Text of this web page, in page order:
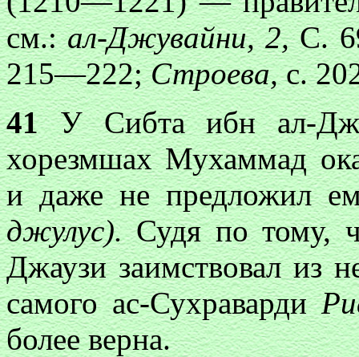
см.:ал-Джувайни, 2,С.
215—222;Строева,с.
41У Сибта ибн ал-
хорезмшах Мухаммад
и даже не предложил
джулус).Судя по тому,
Джаузи заимствовал из
самого ас-Сухраварди
более верна.